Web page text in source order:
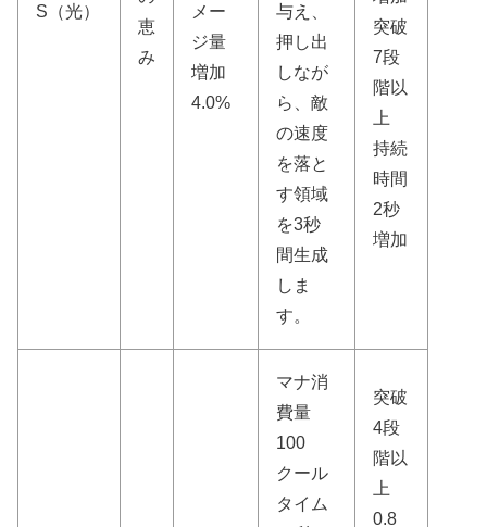
S（光）
恵
み
メー
ジ量
増加
4.0%
与え、
押し出
しなが
ら、敵
の速度
を落と
す領域
を3秒
間生成
しま
す。
突破
7段
階以
上
持続
時間
2秒
増加
マナ消
費量
100
クール
タイム
突破
4段
階以
上
0.8